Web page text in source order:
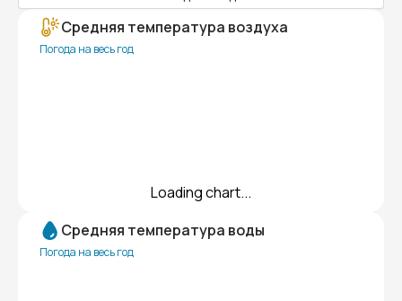
Средняя температура воздуха
Погода на весь год
Loading chart...
Средняя температура воды
Погода на весь год